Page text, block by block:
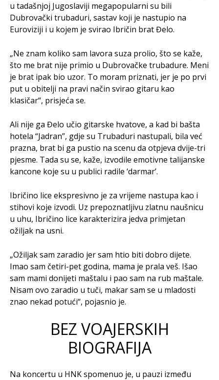
u tadašnjoj Jugoslaviji megapopularni su bili
Dubrovački trubaduri, sastav koji je nastupio na
Euroviziji i u kojem je svirao Ibričin brat Đelo.
„Ne znam koliko sam lavora suza prolio, što se kaže,
što me brat nije primio u Dubrovačke trubadure. Meni
je brat ipak bio uzor. To moram priznati, jer je po prvi
put u obitelji na pravi način svirao gitaru kao
klasičar“, prisjeća se.
Ali nije ga Đelo učio gitarske hvatove, a kad bi bašta
hotela “Jadran”, gdje su Trubaduri nastupali, bila već
prazna, brat bi ga pustio na scenu da otpjeva dvije-tri
pjesme. Tada su se, kaže, izvodile emotivne talijanske
kancone koje su u publici radile ‘darmar’.
Ibričino lice ekspresivno je za vrijeme nastupa kao i
stihovi koje izvodi. Uz prepoznatljivu zlatnu naušnicu
u uhu, Ibričino lice karakterizira jedva primjetan
ožiljak na usni.
„Ožiljak sam zaradio jer sam htio biti dobro dijete.
Imao sam četiri-pet godina, mama je prala veš. Išao
sam mami donijeti maštalu i pao sam na rub maštale.
Nisam ovo zaradio u tuči, makar sam se u mladosti
znao nekad potući“, pojasnio je.
BEZ VOAJERSKIH
BIOGRAFIJA
Na koncertu u HNK spomenuo je, u pauzi između